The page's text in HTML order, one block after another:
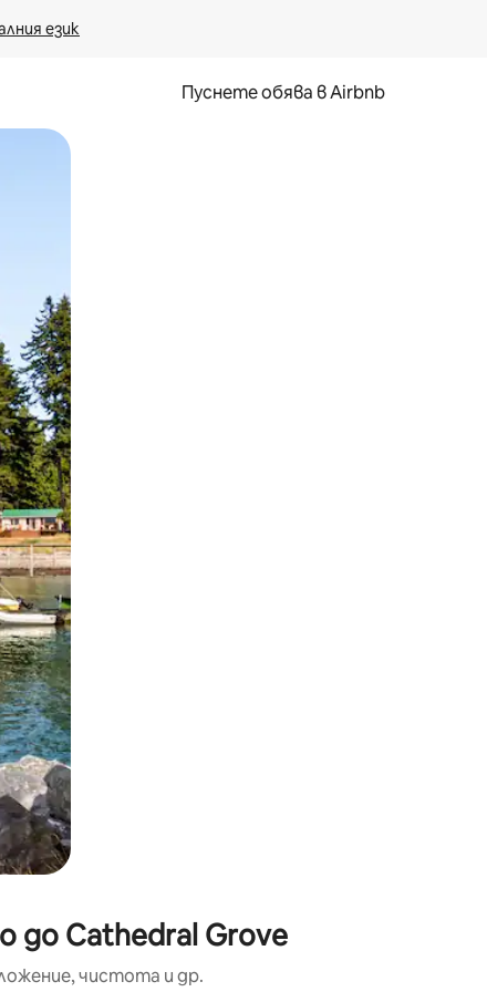
език
Пуснете обява в Airbnb
или плъзгане.
до Cathedral Grove
чистота и др.